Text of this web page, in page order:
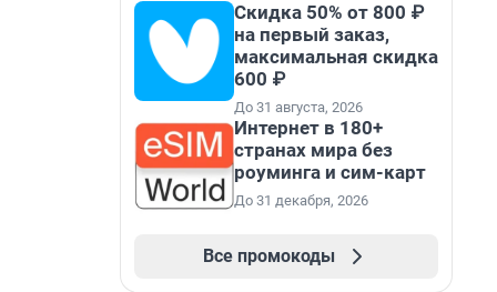
Скидка 50% от 800 ₽
на первый заказ,
максимальная скидка
600 ₽
До 31 августа, 2026
Интернет в 180+
странах мира без
роуминга и сим-карт
До 31 декабря, 2026
Все промокоды